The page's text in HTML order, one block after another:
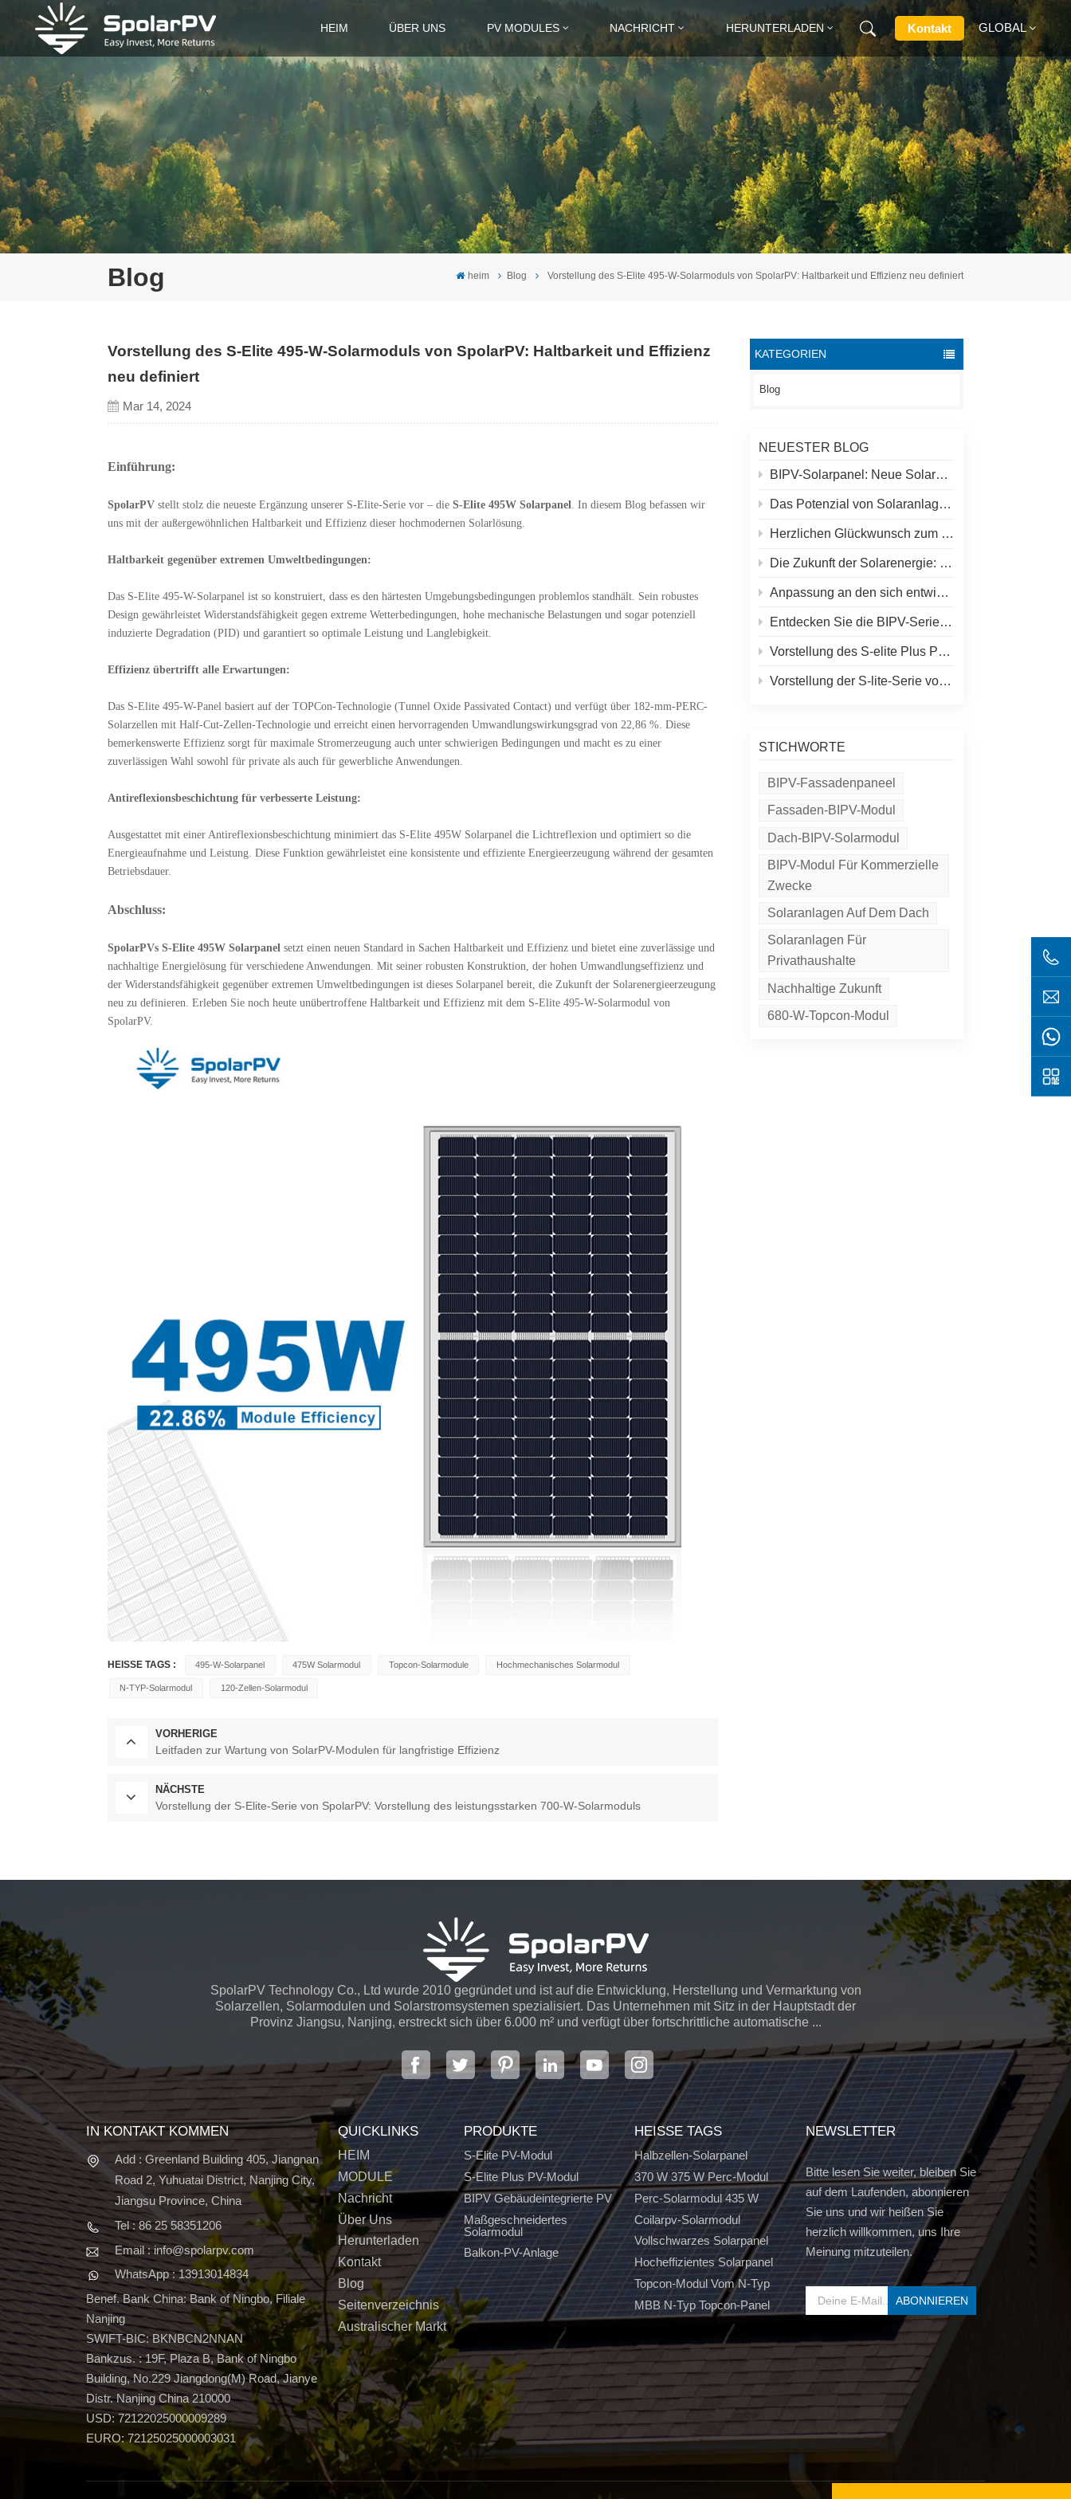
HEIM ÜBER UNS PV MODULES NACHRICHT HERUNTERLADEN Kontakt GLOBAL
English
Français
Deutsch
Русский
Italiano
Español
Blog heim Blog Vorstellung des S-Elite 495-W-Solarmoduls von SpolarPV: Haltbarkeit und Effizienz neu definiert
KATEGORIEN
Blog
NEUESTER BLOG
BIPV-Solarpanel: Neue Solarmöglichkeiten jenseits traditioneller Dächer
Das Potenzial von Solaranlagen auf Dächern und Spolar-Lösungen
Herzlichen Glückwunsch zum höchsten Solarkraftwerk der Welt in Tibet!
Die Zukunft der Solarenergie: S-Elite Plus 680W Solarpanel von SpolarPV
Anpassung an den sich entwickelnden Solarmarkt: SpolarPVs Strategie für 2024
Entdecken Sie die BIPV-Serie von SpolarPV: Innovative Solarlösungen für moderne Architektur
Vorstellung des S-elite Plus PV-Moduls von SpolarPV: beidseitige Stromerzeugung mit Topcon-Technologie
Vorstellung der S-lite-Serie von SpolarPV: Modernste Solarmodule für maximale Effizienz
STICHWORTE
BIPV-Fassadenpaneel
Fassaden-BIPV-Modul
Dach-BIPV-Solarmodul
BIPV-Modul Für Kommerzielle
Zwecke
Solaranlagen Auf Dem Dach
Solaranlagen Für
Privathaushalte
Nachhaltige Zukunft
680-W-Topcon-Modul
Vorstellung des S-Elite 495-W-Solarmoduls von SpolarPV: Haltbarkeit und Effizienz
neu definiert
Mar 14, 2024
Einführung:
SpolarPVstellt stolz die neueste Ergänzung unserer S-Elite-Serie vor – die S-Elite 495W Solarpanel. In diesem Blog befassen wir
uns mit der außergewöhnlichen Haltbarkeit und Effizienz dieser hochmodernen Solarlösung.
Haltbarkeit gegenüber extremen Umweltbedingungen:
Das S-Elite 495-W-Solarpanel ist so konstruiert, dass es den härtesten Umgebungsbedingungen problemlos standhält. Sein robustes
Design gewährleistet Widerstandsfähigkeit gegen extreme Wetterbedingungen, hohe mechanische Belastungen und sogar potenziell
induzierte Degradation (PID) und garantiert so optimale Leistung und Langlebigkeit.
Effizienz übertrifft alle Erwartungen:
Das S-Elite 495-W-Panel basiert auf der TOPCon-Technologie (Tunnel Oxide Passivated Contact) und verfügt über 182-mm-PERC-
Solarzellen mit Half-Cut-Zellen-Technologie und erreicht einen hervorragenden Umwandlungswirkungsgrad von 22,86 %. Diese
bemerkenswerte Effizienz sorgt für maximale Stromerzeugung auch unter schwierigen Bedingungen und macht es zu einer
zuverlässigen Wahl sowohl für private als auch für gewerbliche Anwendungen.
Antireflexionsbeschichtung für verbesserte Leistung:
Ausgestattet mit einer Antireflexionsbeschichtung minimiert das S-Elite 495W Solarpanel die Lichtreflexion und optimiert so die
Energieaufnahme und Leistung. Diese Funktion gewährleistet eine konsistente und effiziente Energieerzeugung während der gesamten
Betriebsdauer.
Abschluss:
SpolarPVs S-Elite 495W Solarpanel setzt einen neuen Standard in Sachen Haltbarkeit und Effizienz und bietet eine zuverlässige und
nachhaltige Energielösung für verschiedene Anwendungen. Mit seiner robusten Konstruktion, der hohen Umwandlungseffizienz und
der Widerstandsfähigkeit gegenüber extremen Umweltbedingungen ist dieses Solarpanel bereit, die Zukunft der Solarenergieerzeugung
neu zu definieren. Erleben Sie noch heute unübertroffene Haltbarkeit und Effizienz mit dem S-Elite 495-W-Solarmodul von
SpolarPV.
HEISSE TAGS : 495-W-Solarpanel 475W Solarmodul Topcon-Solarmodule Hochmechanisches Solarmodul
N-TYP-Solarmodul 120-Zellen-Solarmodul
VORHERIGE
Leitfaden zur Wartung von SolarPV-Modulen für langfristige Effizienz
NÄCHSTE
Vorstellung der S-Elite-Serie von SpolarPV: Vorstellung des leistungsstarken 700-W-Solarmoduls
SpolarPV Technology Co., Ltd wurde 2010 gegründet und ist auf die Entwicklung, Herstellung und Vermarktung von
Solarzellen, Solarmodulen und Solarstromsystemen spezialisiert. Das Unternehmen mit Sitz in der Hauptstadt der
Provinz Jiangsu, Nanjing, erstreckt sich über 6.000 m² und verfügt über fortschrittliche automatische ...
IN KONTAKT KOMMEN
Add : Greenland Building 405, Jiangnan
Road 2, Yuhuatai District, Nanjing City,
Jiangsu Province, China
Tel : 86 25 58351206
Email : info@spolarpv.com
WhatsApp : 13913014834
Benef. Bank China: Bank of Ningbo, Filiale
Nanjing
SWIFT-BIC: BKNBCN2NNAN
Bankzus. : 19F, Plaza B, Bank of Ningbo
Building, No.229 Jiangdong(M) Road, Jianye
Distr. Nanjing China 210000
USD: 72122025000009289
EURO: 72125025000003031
QUICKLINKS
HEIM
MODULE
Nachricht
Über Uns
Herunterladen
Kontakt
Blog
Seitenverzeichnis
Australischer Markt
PRODUKTE
S-Elite PV-Modul
S-Elite Plus PV-Modul
BIPV Gebäudeintegrierte PV
Maßgeschneidertes
Solarmodul
Balkon-PV-Anlage
HEISSE TAGS
Halbzellen-Solarpanel
370 W 375 W Perc-Modul
Perc-Solarmodul 435 W
Coilarpv-Solarmodul
Vollschwarzes Solarpanel
Hocheffizientes Solarpanel
Topcon-Modul Vom N-Typ
MBB N-Typ Topcon-Panel
NEWSLETTER
Bitte lesen Sie weiter, bleiben Sie
auf dem Laufenden, abonnieren
Sie uns und wir heißen Sie
herzlich willkommen, uns Ihre
Meinung mitzuteilen.